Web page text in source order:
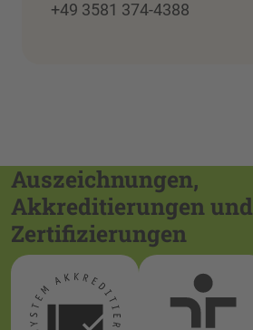
+49 3581 374-4388
Auszeichnungen,
Akkreditierungen und
Zertifizierungen